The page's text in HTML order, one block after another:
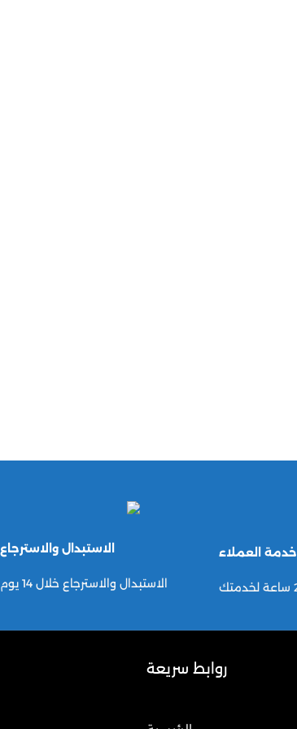
خدمة العملاء الاستبدال والاسترجاع
الاستبدال والاسترجاع خلال 14 يوم
روابط سريعة